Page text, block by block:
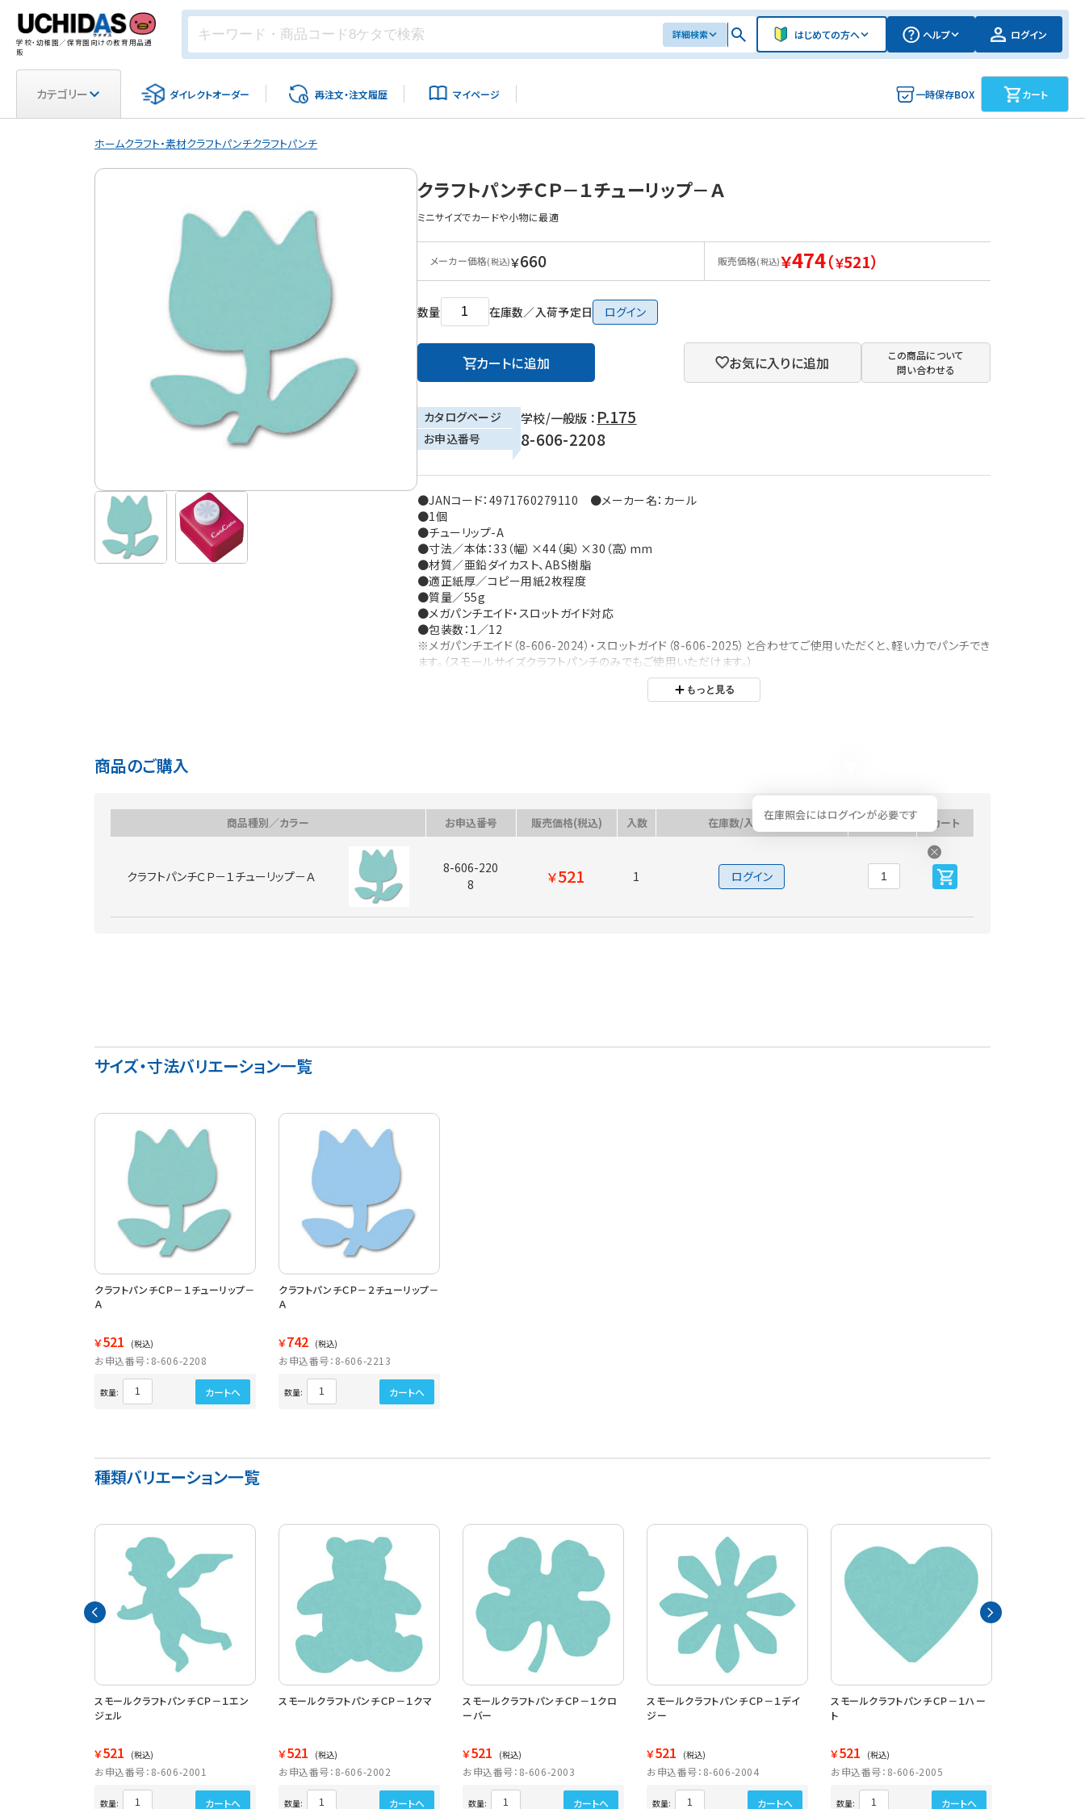
学校・幼稚園／保育園向けの教育用品通
販
詳細検索 はじめての方へ ヘルプ ログイン
カテゴリー ダイレクトオーダー 再注文・注文履歴 マイページ 一時保存BOX カート
ホームクラフト・素材クラフトパンチクラフトパンチ
クラフトパンチＣＰ－１チューリップ－Ａ
ミニサイズでカードや小物に最適
メーカー価格(税込)￥660 販売価格(税込)￥474（￥521）
数量 在庫数／入荷予定日 ログイン
カートに追加 お気に入りに追加
この商品について
問い合わせる
カタログページ 学校/一般版 ： P.175
お申込番号 8-606-2208
●JANコード：4971760279110 ●メーカー名：カール
●1個
●チューリップ-A
●寸法／本体：33（幅）×44（奥）×30（高）mm
●材質／亜鉛ダイカスト、ABS樹脂
●適正紙厚／コピー用紙2枚程度
●質量／55g
●メガパンチエイド・スロットガイド対応
●包装数：1／12
※メガパンチエイド（8-606-2024）・スロットガイド（8-606-2025）と合わせてご使用いただくと、軽い力でパンチでき
ます。（スモールサイズクラフトパンチのみでもご使用いただけます。）
※ご利用の環境により、実物の色と異なる場合がございます。
もっと見る
商品のご購入
商品種別／カラー お申込番号 販売価格(税込) 入数 在庫数/入荷予定日
在庫照会にはログインが必要です
数量 カート
クラフトパンチＣＰ－１チューリップ－Ａ
8-606-220
8
￥521 1 ログイン
サイズ・寸法バリエーション一覧
クラフトパンチＣＰ－１チューリップ－
Ａ
￥521 (税込)
お申込番号：8-606-2208
数量: カートへ
クラフトパンチＣＰ－２チューリップ－
Ａ
￥742 (税込)
お申込番号：8-606-2213
数量: カートへ
種類バリエーション一覧
スモールクラフトパンチＣＰ－１エン
ジェル
￥521 (税込)
お申込番号：8-606-2001
数量: カートへ
スモールクラフトパンチＣＰ－１クマ
￥521 (税込)
お申込番号：8-606-2002
数量: カートへ
スモールクラフトパンチＣＰ－１クロ
ーバー
￥521 (税込)
お申込番号：8-606-2003
数量: カートへ
スモールクラフトパンチＣＰ－１デイ
ジー
￥521 (税込)
お申込番号：8-606-2004
数量: カートへ
スモールクラフトパンチＣＰ－１ハー
ト
￥521 (税込)
お申込番号：8-606-2005
数量: カートへ